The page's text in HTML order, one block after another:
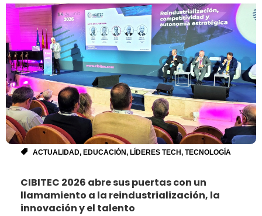
ACTUALIDAD, EDUCACIÓN, LÍDERES TECH, TECNOLOGÍA
CIBITEC 2026 abre sus puertas con un
llamamiento a la reindustrialización, la
innovación y el talento